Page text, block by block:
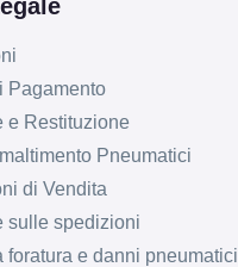
Pagamento
e Restituzione
Pneumatici
di Vendita
sulle spedizioni
foratura e danni pneumatici